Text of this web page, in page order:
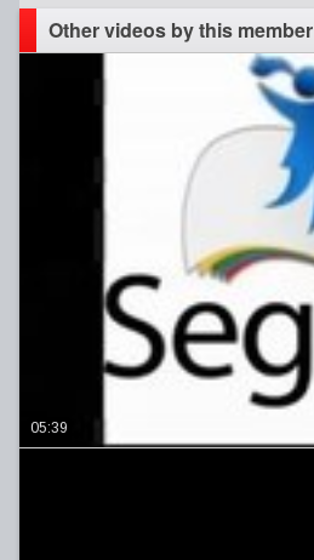
Other videos by this member
05:39